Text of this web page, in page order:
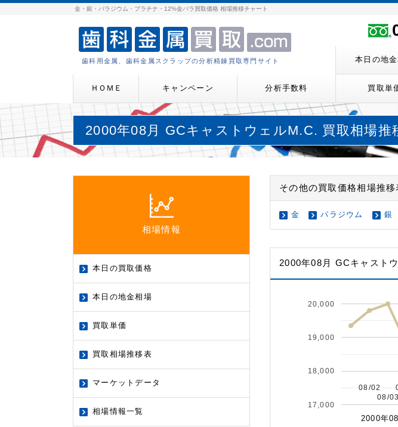
金・銀・パラジウム・プラチナ・12%金パラ買取価格 相場推移チャート
歯科用金属、歯科金属スクラップの分析精錬買取専門サイト 本日の地
ＨＯＭＥ キャンペーン 分析手数料 買取単
2000年08月 GCキャストウェルM.C. 買取相場推
その他の買取価格相場推移
金 パラジウム 銀
2000年08月 GCキャスト
08/02
08/02
08/03
08/03
17,000
18,000
19,000
20,000
2000年
相場情報
本日の買取価格
本日の地金相場
買取単価
買取相場推移表
マーケットデータ
相場情報一覧